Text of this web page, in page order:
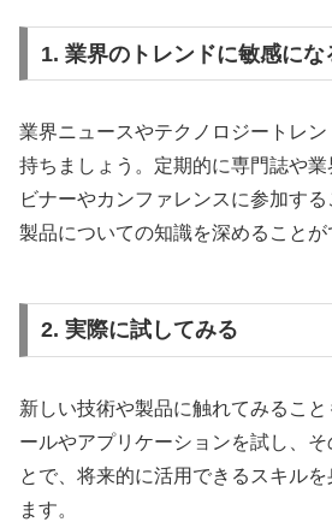
1. 業界のトレンドに敏感にな
業界ニュースやテクノロジートレ
持ちましょう。定期的に専門誌や
ビナーやカンファレンスに参加す
製品についての知識を深めることが
2. 実際に試してみる
新しい技術や製品に触れてみるこ
ールやアプリケーションを試し、
とで、将来的に活用できるスキル
ます。